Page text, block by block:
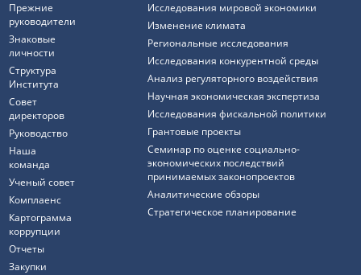
Прежние
руководители
Знаковые
личности
Структура
Института
Совет
директоров
Руководство
Наша
команда
Ученый совет
Комплаенс
Картограмма
коррупции
Отчеты
Закупки
Исследования мировой экономики
Изменение климата
Региональные исследования
Исследования конкурентной среды
Анализ регуляторного воздействия
Научная экономическая экспертиза
Исследования фискальной политики
Грантовые проекты
Семинар по оценке социально-
экономических последствий
принимаемых законопроектов
Аналитические обзоры
Стратегическое планирование